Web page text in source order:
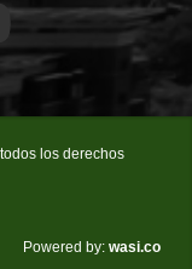
los derechos
Powered by: wasi.co